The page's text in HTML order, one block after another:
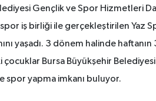
Gençlik ve Spor Hizmetleri
iş birliği ile gerçekleştirilen Yaz
yaşadı. 3 dönem halinde
çocuklar Bursa Büyükşehir
spor yapma imkanı buluyor.